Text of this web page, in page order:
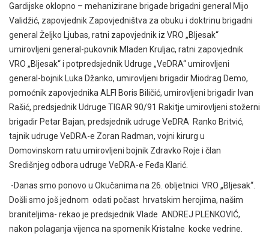
Gardijske oklopno – mehanizirane brigade brigadni general Mijo
Validžić, zapovjednik Zapovjedništva za obuku i doktrinu brigadni
general Željko Ljubas, ratni zapovjednik iz VRO „Bljesak“
umirovljeni general-pukovnik Mladen Kruljac, ratni zapovjednik
VRO „Bljesak“ i potpredsjednik Udruge „VeDRA“ umirovljeni
general-bojnik Luka Džanko, umirovljeni brigadir Miodrag Demo,
pomoćnik zapovjednika ALFI Boris Biličić, umirovljeni brigadir Ivan
Rašić, predsjednik Udruge TIGAR 90/91 Rakitje umirovljeni stožerni
brigadir Petar Bajan, predsjednik udruge VeDRA Ranko Britvić,
tajnik udruge VeDRA-e Zoran Radman, vojni kirurg u
Domovinskom ratu umirovljeni bojnik Zdravko Roje i član
Središnjeg odbora udruge VeDRA-e Feđa Klarić.
-Danas smo ponovo u Okučanima na 26. obljetnici VRO „Bljesak“.
Došli smo još jednom odati počast hrvatskim herojima, našim
braniteljima- rekao je predsjednik Vlade ANDREJ PLENKOVIĆ,
nakon polaganja vijenca na spomenik Kristalne kocke vedrine.